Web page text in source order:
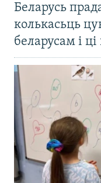
Беларусь
колькасьць
беларусам і